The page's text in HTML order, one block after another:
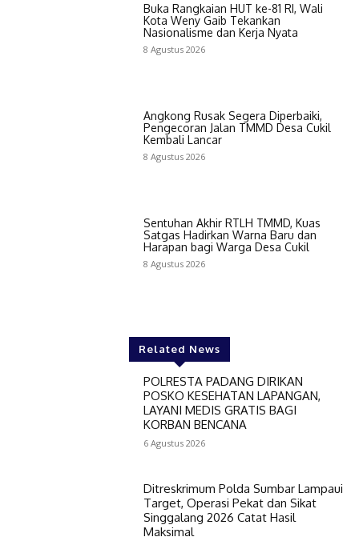
Buka Rangkaian HUT ke-81 RI, Wali
Kota Weny Gaib Tekankan
Nasionalisme dan Kerja Nyata
8 Agustus 2026
Angkong Rusak Segera Diperbaiki,
Pengecoran Jalan TMMD Desa Cukil
Kembali Lancar
8 Agustus 2026
Sentuhan Akhir RTLH TMMD, Kuas
Satgas Hadirkan Warna Baru dan
Harapan bagi Warga Desa Cukil
8 Agustus 2026
Related News
POLRESTA PADANG DIRIKAN
POSKO KESEHATAN LAPANGAN,
LAYANI MEDIS GRATIS BAGI
KORBAN BENCANA
6 Agustus 2026
Ditreskrimum Polda Sumbar Lampaui
Target, Operasi Pekat dan Sikat
Singgalang 2026 Catat Hasil
Maksimal